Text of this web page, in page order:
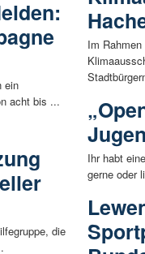
ein
acht bis ...
die
Im
Ihr habt
gerne oder